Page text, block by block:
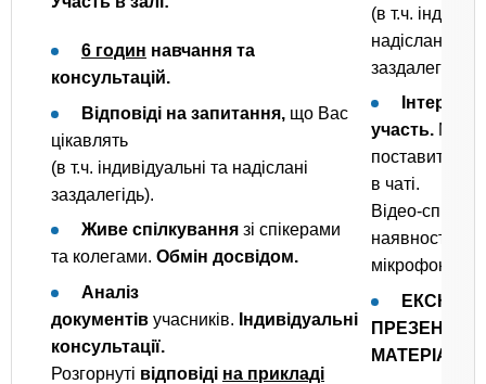
6 годин навчання та
консультацій.
Відповіді на запитання, що Вас
цікавлять
(в т.ч. індивідуальні та надіслані
заздалегідь).
Живе спілкування зі спікерами
та колегами. Обмін досвідом.
Аналіз
документів учасників. Індивідуальні
консультації.
Розгорнуті відповіді на прикладі
(в т.ч.
надіслані
заздалегідь).
участь.
поставити
в чаті.
Відео-
наявності у
мікрофона та
МАТЕРІАЛИ.